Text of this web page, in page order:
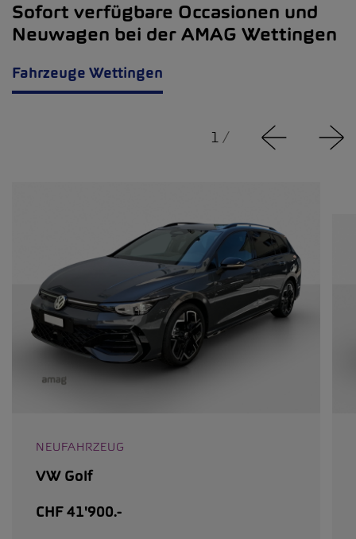
Sofort verfügbare Occasionen und
Neuwagen bei der AMAG Wettingen
Fahrzeuge Wettingen
1 /
NEUFAHRZEUG
VW Golf
CHF 41'900.-